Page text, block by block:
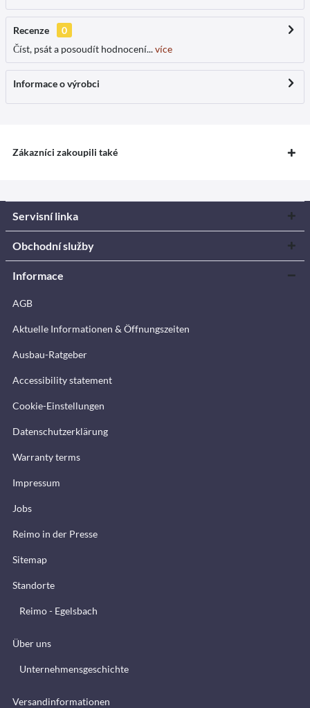
Recenze
0
Číst, psát a posoudít hodnocení...více
Informace o výrobci
Zákazníci zakoupili také
Servisní linka
Obchodní služby
Informace
AGB
Aktuelle Informationen & Öffnungszeiten
Ausbau-Ratgeber
Accessibility statement
Cookie-Einstellungen
Datenschutzerklärung
Warranty terms
Impressum
Jobs
Reimo in der Presse
Sitemap
Standorte
Reimo - Egelsbach
Über uns
Unternehmensgeschichte
Versandinformationen